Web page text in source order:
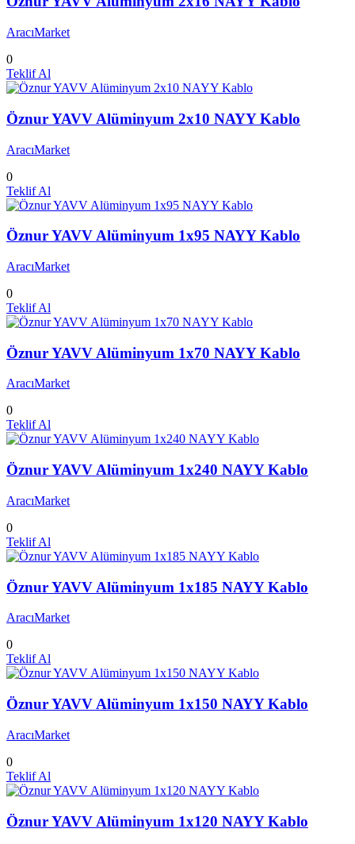
AracıMarket
0
Teklif Al
Öznur YAVV Alüminyum 2x10 NAYY Kablo
AracıMarket
0
Teklif Al
Öznur YAVV Alüminyum 1x95 NAYY Kablo
AracıMarket
0
Teklif Al
Öznur YAVV Alüminyum 1x70 NAYY Kablo
AracıMarket
0
Teklif Al
Öznur YAVV Alüminyum 1x240 NAYY Kablo
AracıMarket
0
Teklif Al
Öznur YAVV Alüminyum 1x185 NAYY Kablo
AracıMarket
0
Teklif Al
Öznur YAVV Alüminyum 1x150 NAYY Kablo
AracıMarket
0
Teklif Al
Öznur YAVV Alüminyum 1x120 NAYY Kablo